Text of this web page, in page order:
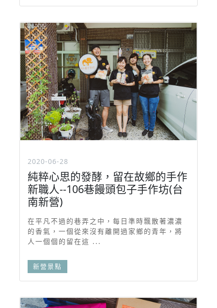
2020-06-28
純粹心思的發酵，留在故鄉的手作
新職人--106巷饅頭包子手作坊(台
南新營)
在平凡不過的巷弄之中，每日準時飄散著濃濃
的香氣，一個從來沒有離開過家鄉的青年，將
人一個個的留在這 ...
新營景點